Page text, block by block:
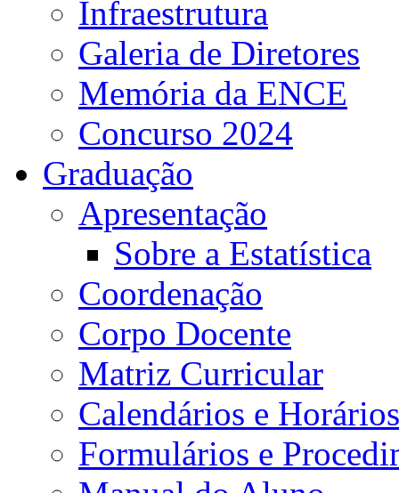
Infraestrutura
Galeria de Diretores
Memória da ENCE
Concurso 2024
Graduação
Apresentação
Sobre a Estatística
Coordenação
Corpo Docente
Matriz Curricular
Calendários e Horários
Formulários e